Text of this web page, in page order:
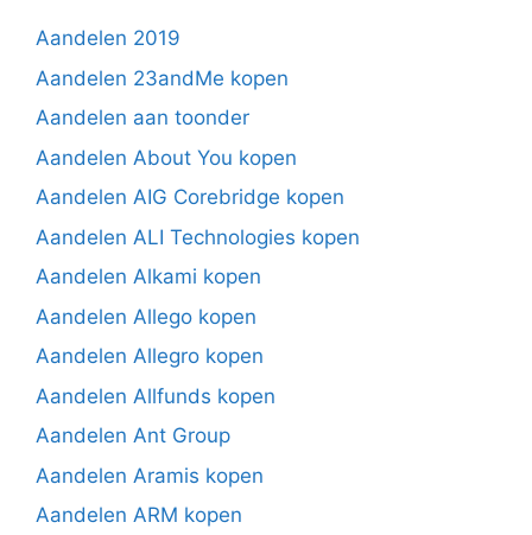
Aandelen 2019
Aandelen 23andMe kopen
Aandelen aan toonder
Aandelen About You kopen
Aandelen AIG Corebridge kopen
Aandelen ALI Technologies kopen
Aandelen Alkami kopen
Aandelen Allego kopen
Aandelen Allegro kopen
Aandelen Allfunds kopen
Aandelen Ant Group
Aandelen Aramis kopen
Aandelen ARM kopen